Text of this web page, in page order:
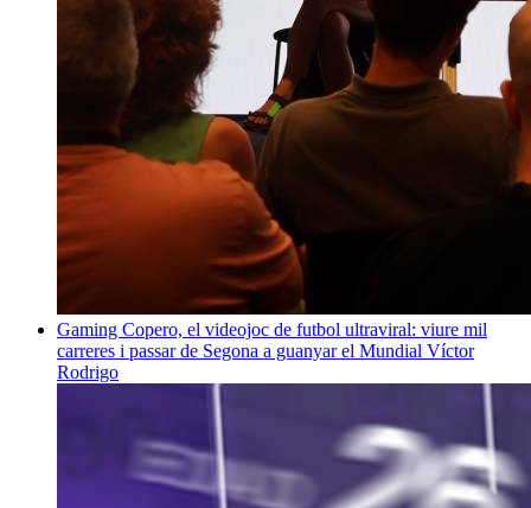
Gaming Copero, el videojoc de futbol ultraviral: viure mil
carreres i passar de Segona a guanyar el Mundial Víctor
Rodrigo